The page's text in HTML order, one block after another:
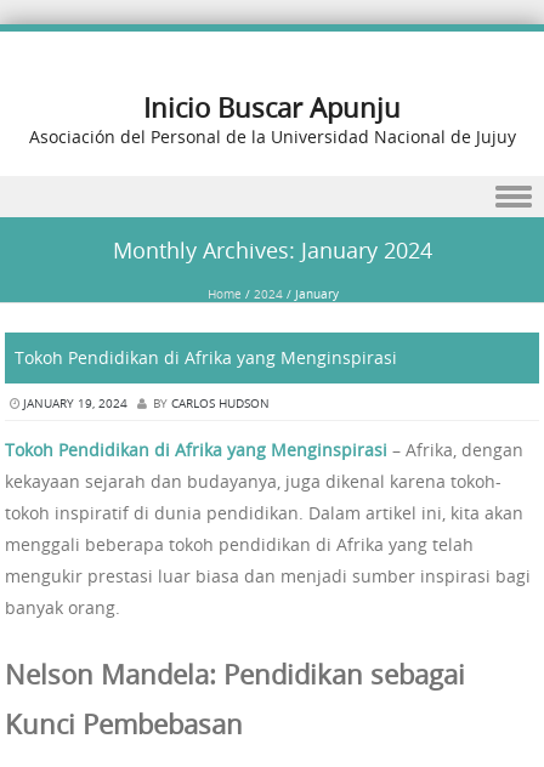
Inicio Buscar Apunju
Asociación del Personal de la Universidad Nacional de Jujuy
Monthly Archives: January 2024
Home / 2024/ January
Tokoh Pendidikan di Afrika yang Menginspirasi
JANUARY 19, 2024 BY CARLOS HUDSON
Tokoh Pendidikan di Afrika yang Menginspirasi – Afrika, dengan
kekayaan sejarah dan budayanya, juga dikenal karena tokoh-
tokoh inspiratif di dunia pendidikan. Dalam artikel ini, kita akan
menggali beberapa tokoh pendidikan di Afrika yang telah
mengukir prestasi luar biasa dan menjadi sumber inspirasi bagi
banyak orang.
Nelson Mandela: Pendidikan sebagai
Kunci Pembebasan